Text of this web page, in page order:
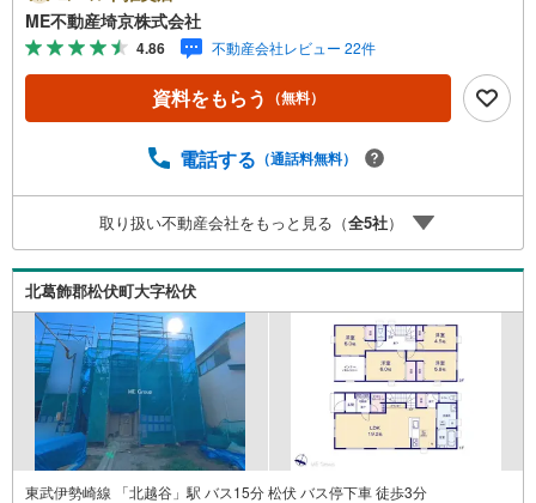
可能です。■ご来店特典1.ご見学、ご来店後にアンケート記
入でもれなく3、000円のQUOカードプレゼント（1組様1回
限り後日郵送）2.未公開の物件情報をご紹介3.不動産ご購
入、ご売却、太陽光発電システムご検討中のお客様、ご紹
介でもれなくQUOカード3、000円分プレゼント更にご紹介
円のご紹介料をお支払いさせて頂きます！詳しくはスタッ
マイカーでも安心！2.チャイルドスペース、授乳室、ベビ
ーベッド完備3.他にもファミリーに優しい『あったら良い
な』がここにある！ミルク用浄水サーバー、紙おむつ、ア
メニティ、大型個室2部屋、各ブースモニター等
ME不動産埼京株式会社
4.86 不動産会社レビュー 22件
資料をもらう （無料）
電話する （通話料無料）
取り扱い不動産会社をもっと見る（全5社）
北葛飾郡松伏町大字松伏
東武伊勢崎線 「北越谷」駅 バス15分 松伏 バス停下車 徒歩3分